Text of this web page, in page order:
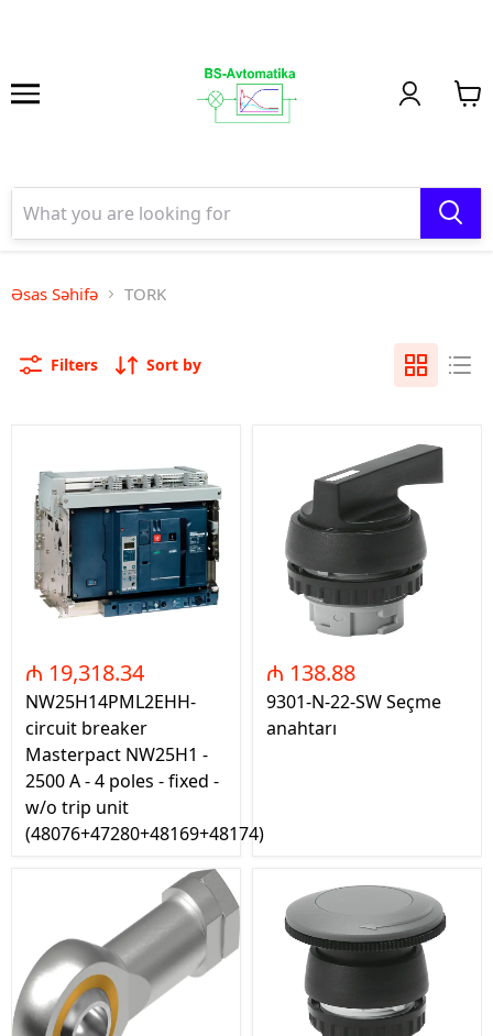
Əsas Səhifə TORK
Filters Sort by
₼ 19,318.34
NW25H14PML2EHH-
circuit breaker
Masterpact NW25H1 -
2500 A - 4 poles - fixed -
w/o trip unit
(48076+47280+48169+48174)
₼ 138.88
9301-N-22-SW Seçme
anahtarı